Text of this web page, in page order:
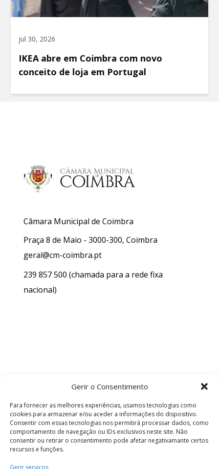
Gerir o Consentimento
Para fornecer as melhores experiências, usamos tecnologias como
cookies para armazenar e/ou aceder a informações do dispositivo.
Consentir com essas tecnologias nos permitirá processar dados, como
comportamento de navegação ou IDs exclusivos neste site. Não
consentir ou retirar o consentimento pode afetar negativamante certos
recursos e funções.
Gerir serviços
jul 30, 2026
IKEA abre em Coimbra com novo
conceito de loja em Portugal
Câmara Municipal de Coimbra
Praça 8 de Maio - 3000-300, Coimbra
geral@cm-coimbra.pt
239 857 500 (chamada para a rede fixa
nacional)
Termos e Condições